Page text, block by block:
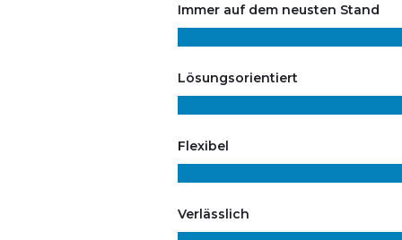
Immer auf dem neusten Stand
Lösungsorientiert
Flexibel
Verlässlich